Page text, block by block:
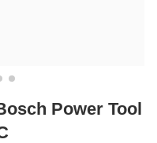
Power Tool